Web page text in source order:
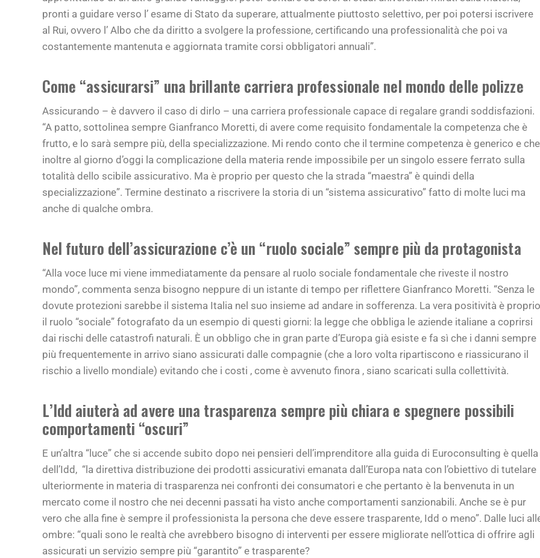
pronti a guidare verso l’ esame di Stato da superare, attualmente piuttosto selettivo, per poi potersi iscrivere
al Rui, ovvero l’ Albo che da diritto a svolgere la professione, certificando una professionalità che poi va
costantemente mantenuta e aggiornata tramite corsi obbligatori annuali”.
Come “assicurarsi” una brillante carriera professionale nel mondo delle polizze
Assicurando – è davvero il caso di dirlo – una carriera professionale capace di regalare grandi soddisfazioni.
“A patto, sottolinea sempre Gianfranco Moretti, di avere come requisito fondamentale la competenza che è
frutto, e lo sarà sempre più, della specializzazione. Mi rendo conto che il termine competenza è generico e che
inoltre al giorno d’oggi la complicazione della materia rende impossibile per un singolo essere ferrato sulla
totalità dello scibile assicurativo. Ma è proprio per questo che la strada “maestra” è quindi della
specializzazione”. Termine destinato a riscrivere la storia di un “sistema assicurativo” fatto di molte luci ma
anche di qualche ombra.
Nel futuro dell’assicurazione c’è un “ruolo sociale” sempre più da protagonista
“Alla voce luce mi viene immediatamente da pensare al ruolo sociale fondamentale che riveste il nostro
mondo”, commenta senza bisogno neppure di un istante di tempo per riflettere Gianfranco Moretti. “Senza le
dovute protezioni sarebbe il sistema Italia nel suo insieme ad andare in sofferenza. La vera positività è proprio
il ruolo “sociale” fotografato da un esempio di questi giorni: la legge che obbliga le aziende italiane a coprirsi
dai rischi delle catastrofi naturali. È un obbligo che in gran parte d’Europa già esiste e fa sì che i danni sempre
più frequentemente in arrivo siano assicurati dalle compagnie (che a loro volta ripartiscono e riassicurano il
rischio a livello mondiale) evitando che i costi , come è avvenuto finora , siano scaricati sulla collettività.
L’Idd aiuterà ad avere una trasparenza sempre più chiara e spegnere possibili
comportamenti “oscuri”
E un’altra “luce” che si accende subito dopo nei pensieri dell’imprenditore alla guida di Euroconsulting è quella
dell’Idd, “la direttiva distribuzione dei prodotti assicurativi emanata dall’Europa nata con l’obiettivo di tutelare
ulteriormente in materia di trasparenza nei confronti dei consumatori e che pertanto è la benvenuta in un
mercato come il nostro che nei decenni passati ha visto anche comportamenti sanzionabili. Anche se è pur
vero che alla fine è sempre il professionista la persona che deve essere trasparente, Idd o meno”. Dalle luci
ombre: “quali sono le realtà che avrebbero bisogno di interventi per essere migliorate nell’ottica di offrire agli
assicurati un servizio sempre più “garantito” e trasparente?